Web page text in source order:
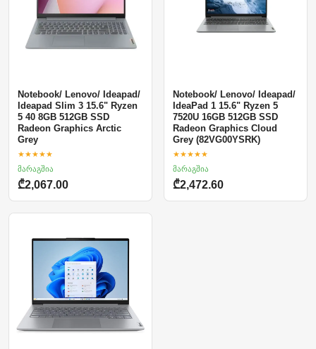
Notebook/ Lenovo/ Ideapad/
Ideapad Slim 3 15.6" Ryzen
5 40 8GB 512GB SSD
Radeon Graphics Arctic
Grey
★★★★★
მარაგშია
₾2,067.00
Notebook/ Lenovo/ Ideapad/
IdeaPad 1 15.6" Ryzen 5
7520U 16GB 512GB SSD
Radeon Graphics Cloud
Grey (82VG00YSRK)
★★★★★
მარაგშია
₾2,472.60